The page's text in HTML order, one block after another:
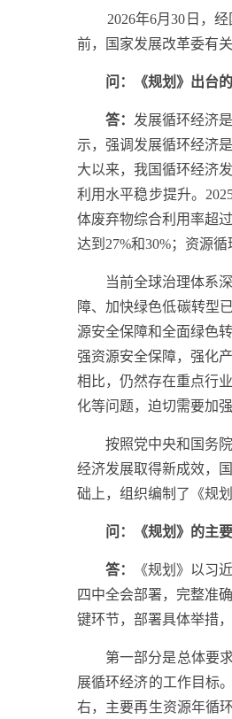
2026年6月30日，经
前，国家发展改革委有
问：《规划》出台的
答： 发展循环经济
示，强调发展循环经济
大以来，我国循环经济
利用水平稳步提升。
体废弃物综合利用率超
达到27%和30%；资源
当前全球治理体系深
障、加快绿色低碳转型
源安全保障和全面绿色
强资源安全保障，强化
相比，仍然存在重点行
化等问题，迫切需要加
按照党中央和国务院
经济发展取得新成效，
础上，组织编制了《规
问：《规划》的主要
答：
《规划》以习
四中全会部署，完整准
键环节，部署具体举措
第一部分是总体要求
展循环经济的工作目标
右，主要再生资源年循